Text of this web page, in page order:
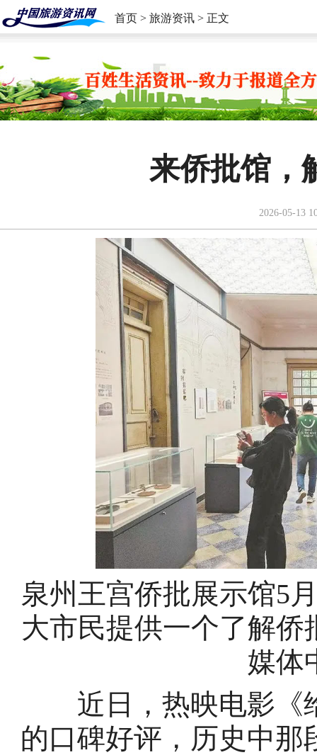
首页 > 旅游资讯 > 正文
来侨批馆，
2026-05-13
泉州王宫侨批展示馆5
大市民提供一个了解
媒体
近日，热映电影《
的口碑好评，历史中